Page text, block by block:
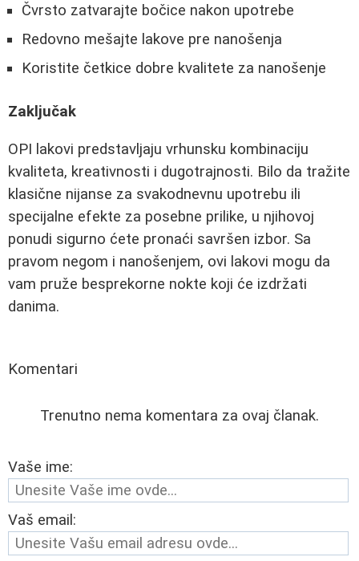
Čvrsto zatvarajte bočice nakon upotrebe
Redovno mešajte lakove pre nanošenja
Koristite četkice dobre kvalitete za nanošenje
Zaključak
OPI lakovi predstavljaju vrhunsku kombinaciju
kvaliteta, kreativnosti i dugotrajnosti. Bilo da tražite
klasične nijanse za svakodnevnu upotrebu ili
specijalne efekte za posebne prilike, u njihovoj
ponudi sigurno ćete pronaći savršen izbor. Sa
pravom negom i nanošenjem, ovi lakovi mogu da
vam pruže besprekorne nokte koji će izdržati
danima.
Komentari
Trenutno nema komentara za ovaj članak.
Vaše ime:
Vaš email: